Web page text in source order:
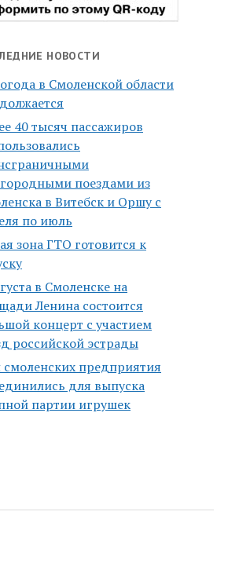
НОВОСТИ
в Смоленской области
40 тысяч пассажиров
поездами из
в Витебск и Оршу с
по июль
зона ГТО готовится к
в Смоленске на
Ленина состоится
концерт с участием
российской эстрады
предприятия
для выпуска
партии игрушек